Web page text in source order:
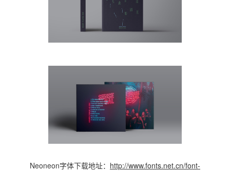
Neoneon字体下载地址： http://www.fonts.net.cn/font-